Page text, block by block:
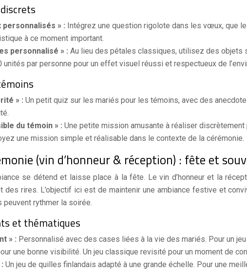
» : Intégrez une question rigolote dans les vœux, que
à ce moment important.
personnalisé » : Au lieu des pétales classiques, utilisez des
unités par personne pour un effet visuel réussi et respectueux de
» : Un petit quiz sur les mariés pour les témoins, avec des
du témoin » : Une petite mission amusante à réaliser
une mission simple et réalisable dans le contexte de la cérémonie.
(vin d’honneur & réception) : fête et
se détend et laisse place à la fête. Le vin d’honneur et la
des rires. L’objectif ici est de maintenir une ambiance festive et
rythmer la soirée.
et thématiques
» : Personnalisé avec des cases liées à la vie des mariés. Pour un
une bonne visibilité. Un jeu classique revisité pour un moment de
Un jeu de quilles finlandais adapté à une grande échelle. Pour une